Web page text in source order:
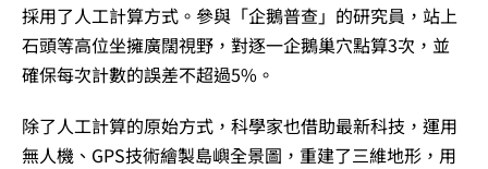
採用了人工計算方式。參與「企鵝普查」的研究員，站上
石頭等高位坐擁廣闊視野，對逐一企鵝巢穴點算3次，並
確保每次計數的誤差不超過5%。
除了人工計算的原始方式，科學家也借助最新科技，運用
無人機、GPS技術繪製島嶼全景圖，重建了三維地形，用